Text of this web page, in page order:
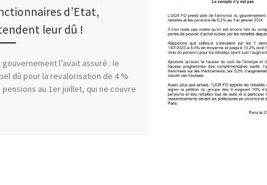
d’Etat,
leur dû !
gouvernement l’avait assuré : le
dû pour la revalorisation de 4 %
pensions au 1er juillet, qui ne couvre